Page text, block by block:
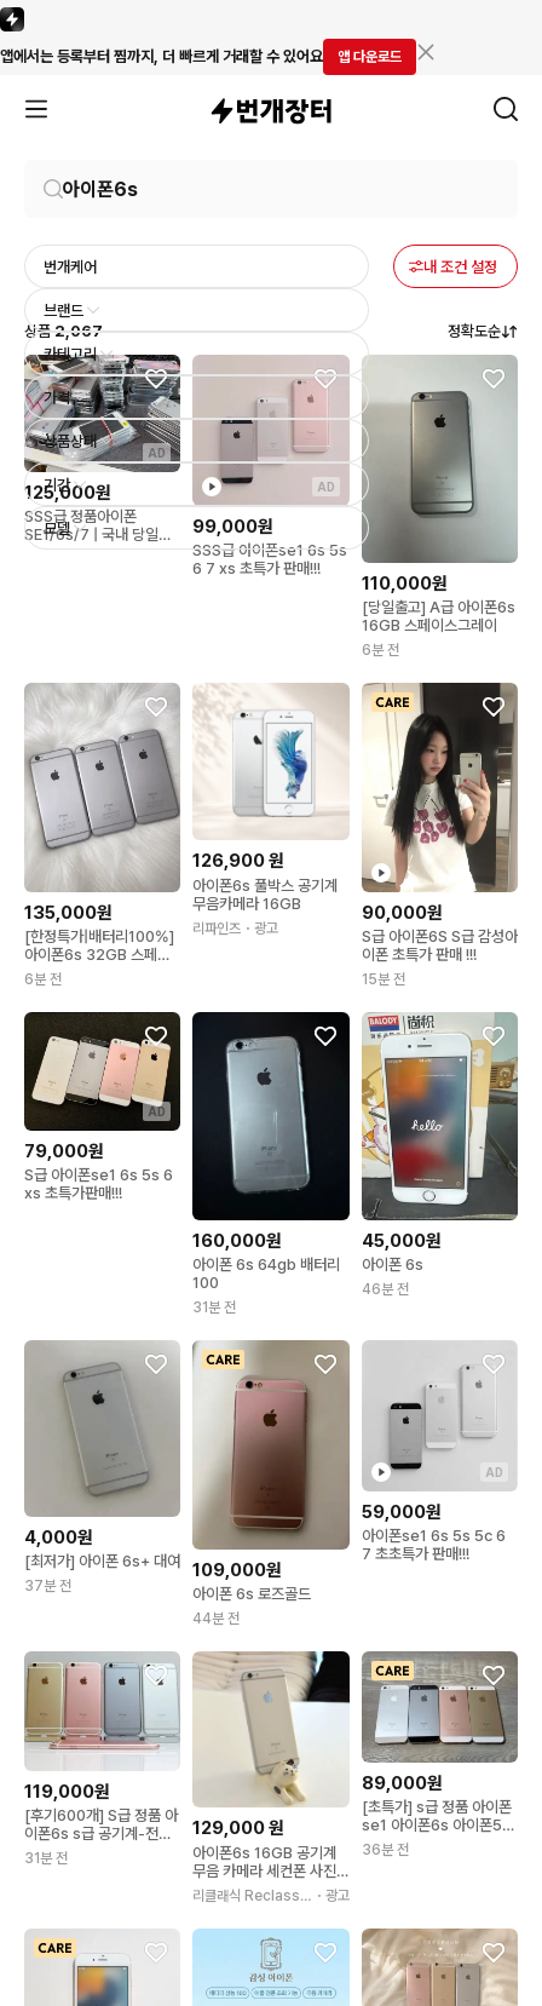
앱에서는 등록부터 찜까지, 더 빠르게 거래할 수 있어요 앱 다운로드
번개케어
브랜드
카테고리
가격
상품상태
기간
모델
내 조건 설정
상품 2,067 정확도순
AD
125,000원
SSS급 정품아이폰
SE1/6s/7 | 국내 당일배
송 초특가
AD
99,000원
SSS급 아이폰se1 6s 5s
6 7 xs 초특가 판매!!!
110,000원
[당일출고] A급 아이폰6s
16GB 스페이스그레이
6분 전
135,000원
[한정특가|배터리100%]
아이폰6s 32GB 스페이
스그레이 무음카메라
6분 전
126,900원
아이폰6s 풀박스 공기계
무음카메라 16GB
리파인즈 ・광고
90,000원
S급 아이폰6S S급 감성아
이폰 초특가 판매 !!!
15분 전
AD
79,000원
S급 아이폰se1 6s 5s 6
xs 초특가판매!!!
160,000원
아이폰 6s 64gb 배터리
100
31분 전
45,000원
아이폰 6s
46분 전
4,000원
[최저가] 아이폰 6s+ 대여
37분 전
109,000원
아이폰 6s 로즈골드
44분 전
AD
59,000원
아이폰se1 6s 5s 5c 6
7 초초특가 판매!!!
119,000원
[후기600개] S급 정품 아
이폰6s s급 공기계-전색
상
31분 전
129,000원
아이폰6s 16GB 공기계
무음 카메라 세컨폰 사진
용 실버 리클래식 일반
리클래식 Reclassi
・광고
89,000원
[초특가] s급 정품 아이폰
se1 아이폰6s 아이폰5s
아이폰4s
36분 전